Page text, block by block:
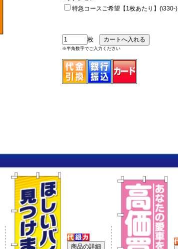
特急コースご希望【1枚あたり】(\330-)
枚
※半角数字でご入力ください